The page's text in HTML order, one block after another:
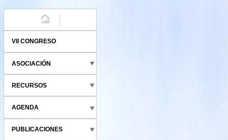
VII CONGRESO
ASOCIACIÓN
RECURSOS
AGENDA
PUBLICACIONES